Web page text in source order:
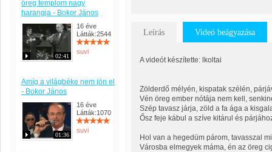
öreg templom nagy
harangja - Bokor János
02:41
16 éve
Látták:2544
suvi
Amíg a világbéke nem jön el
- Bokor János
01:36
16 éve
Látták:1070
suvi
Leírás Videó beágyazása
A videót készítette: lkoltai
Zölderdő mélyén, kispatak szélén,
Vén öreg ember nótája nem kell,
Szép tavasz járja, zöld a fa ága a
Ősz feje kábul a szíve kitárul és
Hol van a hegedüm párom, tavasszal
Városba elmegyek máma, én az öreg